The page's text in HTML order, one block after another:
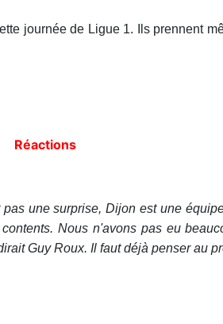
journée de Ligue 1. Ils prennent
Réactions
une surprise, Dijon est une
Nous n'avons pas eu
Guy Roux. Il faut déjà penser au